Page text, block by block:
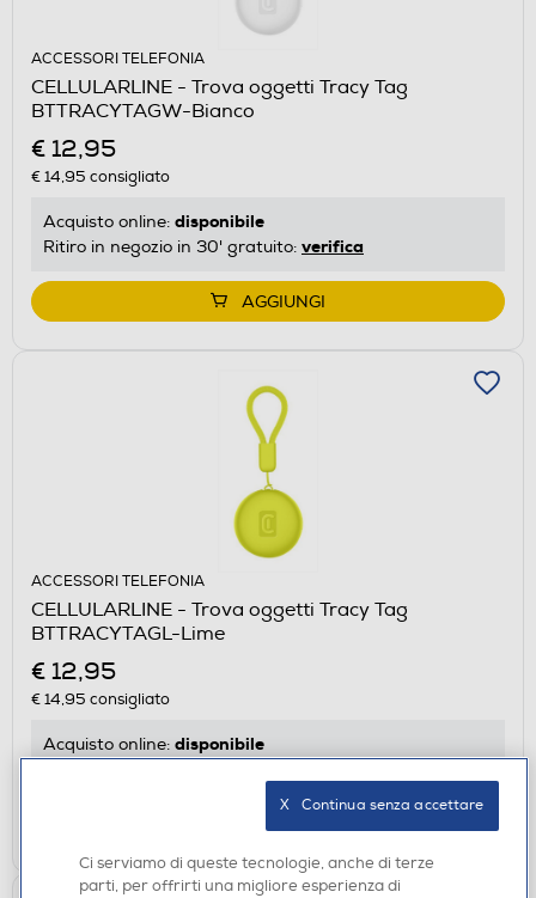
ACCESSORI TELEFONIA
CELLULARLINE - Trova oggetti Tracy Tag
BTTRACYTAGW-Bianco
€ 12,95
€ 14,95 consigliato
Acquisto online: disponibile
Ritiro in negozio in 30' gratuito: verifica
AGGIUNGI
ACCESSORI TELEFONIA
CELLULARLINE - Trova oggetti Tracy Tag
BTTRACYTAGL-Lime
€ 12,95
€ 14,95 consigliato
Acquisto online: disponibile
AGGIUNGI
Ci serviamo di queste tecnologie, anche di terze
parti, per offrirti una migliore esperienza di
X   Continua senza accettare